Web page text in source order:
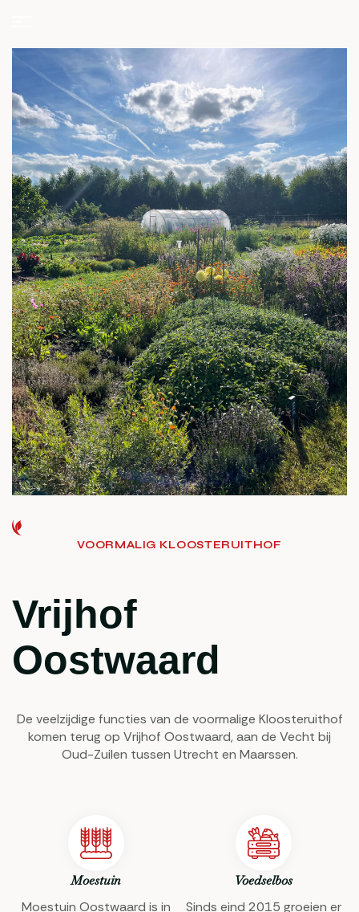
VOORMALIG KLOOSTERUITHOF
Vrijhof
Oostwaard
De veelzijdige functies van de voormalige Kloosteruithof
komen terug op Vrijhof Oostwaard, aan de Vecht bij
Oud-Zuilen tussen Utrecht en Maarssen.
Moestuin
Moestuin Oostwaard is in
Voedselbos
Sinds eind 2015 groeien er